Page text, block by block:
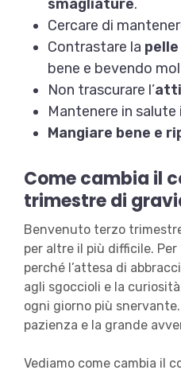
smagliature.
Cercare di
Contrastare la
bene e bevendo
Non trascurare l’
Mantenere in salute i
Mangiare bene e
Come cambia il
trimestre di
Benvenuto terzo
per altre il più difficile.
perché l’attesa di
agli sgoccioli e la
ogni giorno più snervante.
pazienza e la grande
Vediamo come cambia il